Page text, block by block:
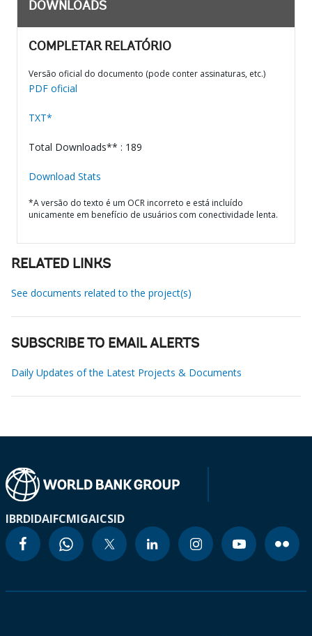
DOWNLOADS
COMPLETAR RELATÓRIO
Versão oficial do documento (pode conter assinaturas, etc.)
PDF oficial
TXT*
Total Downloads** : 189
Download Stats
*A versão do texto é um OCR incorreto e está incluído
unicamente em benefício de usuários com conectividade lenta.
RELATED LINKS
See documents related to the project(s)
SUBSCRIBE TO EMAIL ALERTS
Daily Updates of the Latest Projects & Documents
IBRDIDAIFCMIGAICSID